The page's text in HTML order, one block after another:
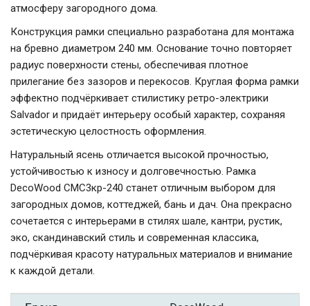
атмосферу загородного дома.
Конструкция рамки специально разработана для монтажа
на бревно диаметром 240 мм. Основание точно повторяет
радиус поверхности стены, обеспечивая плотное
прилегание без зазоров и перекосов. Круглая форма рамки
эффектно подчёркивает стилистику ретро-электрики
Salvador и придаёт интерьеру особый характер, сохраняя
эстетическую целостность оформления.
Натуральный ясень отличается высокой прочностью,
устойчивостью к износу и долговечностью. Рамка
DecoWood СМС3кр-240 станет отличным выбором для
загородных домов, коттеджей, бань и дач. Она прекрасно
сочетается с интерьерами в стилях шале, кантри, рустик,
эко, скандинавский стиль и современная классика,
подчёркивая красоту натуральных материалов и внимание
к каждой детали.